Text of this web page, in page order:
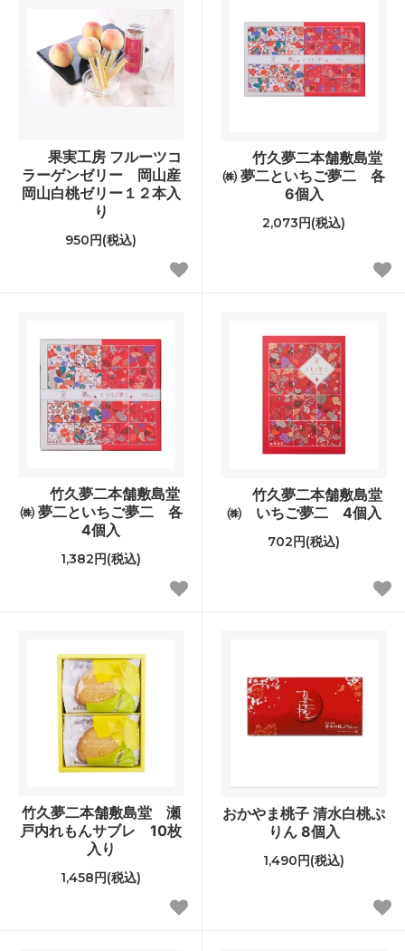
果実工房 フルーツコ
ラーゲンゼリー 岡山産
岡山白桃ゼリー１２本入
り
950円(税込)
竹久夢二本舗敷島堂
㈱ 夢二といちご夢二 各
6個入
2,073円(税込)
竹久夢二本舗敷島堂
㈱ 夢二といちご夢二 各
4個入
1,382円(税込)
竹久夢二本舗敷島堂
㈱ いちご夢二 4個入
702円(税込)
竹久夢二本舗敷島堂 瀬
戸内れもんサブレ 10枚
入り
1,458円(税込)
おかやま桃子 清水白桃ぷ
りん 8個入
1,490円(税込)